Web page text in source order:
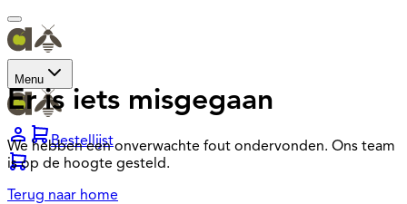
Menu
Bestellijst
Er is iets misgegaan
We hebben een onverwachte fout ondervonden. Ons team
is op de hoogte gesteld.
Terug naar home